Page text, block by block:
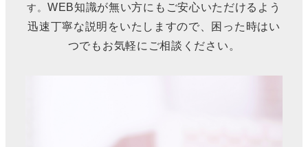
す。 WEB知識が無い方にもご安心いただけるよう
迅速丁寧な説明をいたしますので、困った時はい
つでもお気軽にご相談ください。